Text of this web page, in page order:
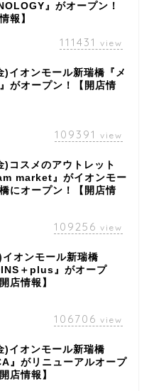
』がオープン！
報】
111431 view
)イオンモール新瑞橋『メ
がオープン！【開店情
109391 view
)コスメのアウトレット
market』がイオンモー
にオープン！【開店情
109256 view
オンモール新瑞橋
＋plus』がオープ
店情報】
106706 view
)イオンモール新瑞橋
』がリニューアルオープ
店情報】